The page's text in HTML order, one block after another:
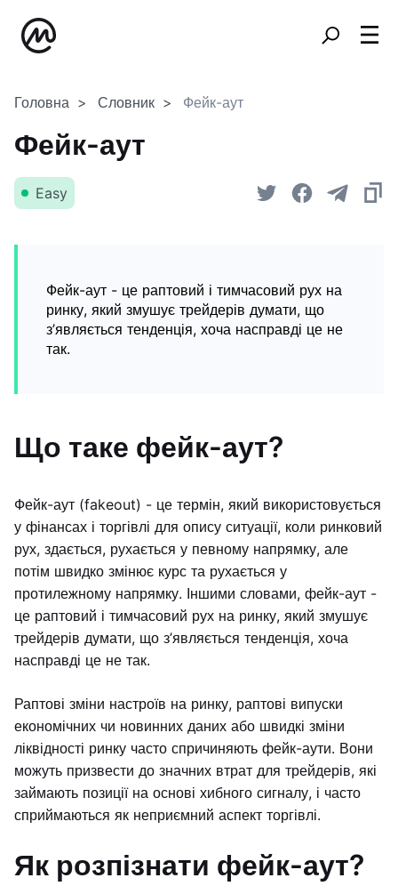
Головна Словник Фейк-аут
Фейк-аут
Easy
Фейк-аут - це раптовий і тимчасовий рух на
ринку, який змушує трейдерів думати, що
з’являється тенденція, хоча насправді це не
так.
Що таке фейк-аут?
Фейк-аут (fakeout) - це термін, який використовується
у фінансах і торгівлі для опису ситуації, коли ринковий
рух, здається, рухається у певному напрямку, але
потім швидко змінює курс та рухається у
протилежному напрямку. Іншими словами, фейк-аут -
це раптовий і тимчасовий рух на ринку, який змушує
трейдерів думати, що з’являється тенденція, хоча
насправді це не так.
Раптові зміни настроїв на ринку, раптові випуски
економічних чи новинних даних або швидкі зміни
ліквідності ринку часто спричиняють фейк-аути. Вони
можуть призвести до значних втрат для трейдерів, які
займають позиції на основі хибного сигналу, і часто
сприймаються як неприємний аспект торгівлі.
Як розпізнати фейк-аут?